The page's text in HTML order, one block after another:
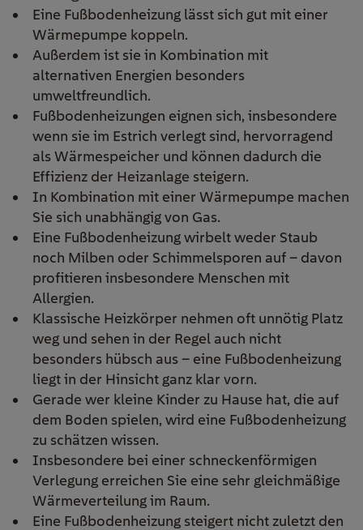
Eine Fußbodenheizung lässt sich gut mit einer
Wärmepumpe koppeln.
Außerdem ist sie in Kombination mit
alternativen Energien besonders
umweltfreundlich.
Fußbodenheizungen eignen sich, insbesondere
wenn sie im Estrich verlegt sind, hervorragend
als Wärmespeicher und können dadurch die
Effizienz der Heizanlage steigern.
In Kombination mit einer Wärmepumpe machen
Sie sich unabhängig von Gas.
Eine Fußbodenheizung wirbelt weder Staub
noch Milben oder Schimmelsporen auf – davon
profitieren insbesondere Menschen mit
Allergien.
Klassische Heizkörper nehmen oft unnötig Platz
weg und sehen in der Regel auch nicht
besonders hübsch aus – eine Fußbodenheizung
liegt in der Hinsicht ganz klar vorn.
Gerade wer kleine Kinder zu Hause hat, die auf
dem Boden spielen, wird eine Fußbodenheizung
zu schätzen wissen.
Insbesondere bei einer schneckenförmigen
Verlegung erreichen Sie eine sehr gleichmäßige
Wärmeverteilung im Raum.
Eine Fußbodenheizung steigert nicht zuletzt den